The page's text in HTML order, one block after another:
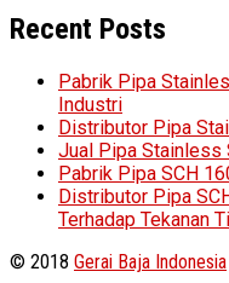
Recent Posts
Pabrik Pipa
Industri
Distributor Pipa
Jual Pipa Stainless
Pabrik Pipa SCH
Distributor Pipa
Terhadap Tekanan
© 2018 Gerai Baja Indonesia